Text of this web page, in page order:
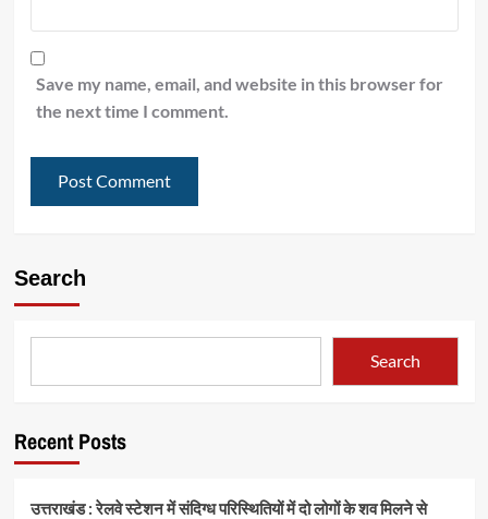
Save my name, email, and website in this browser for
the next time I comment.
Search
Search
Recent Posts
उत्तराखंड : रेलवे स्टेशन में संदिग्ध परिस्थितियों में दो लोगों के शव मिलने से